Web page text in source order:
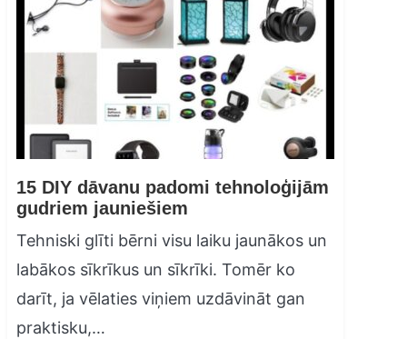
15 DIY dāvanu padomi tehnoloģijām
gudriem jauniešiem
Tehniski glīti bērni visu laiku jaunākos un
labākos sīkrīkus un sīkrīki. Tomēr ko
darīt, ja vēlaties viņiem uzdāvināt gan
praktisku,…